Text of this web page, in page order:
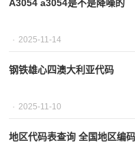
A3054 a3054是不是降噪的
2025-11-14
钢铁雄心四澳大利亚代码
2025-11-10
地区代码表查询 全国地区编